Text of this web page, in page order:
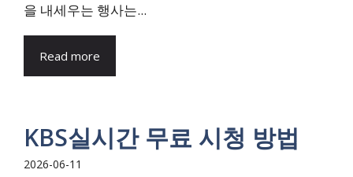
을 내세우는 행사는...
Read more
KBS실시간 무료 시청 방법
2026-06-11